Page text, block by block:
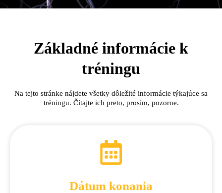
Základné informácie k
tréningu
Na tejto stránke nájdete všetky dôležité informácie týkajúce sa
tréningu. Čítajte ich preto, prosím, pozorne.
Dátum konania